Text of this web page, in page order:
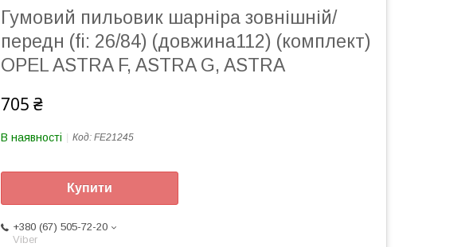
Гумовий пильовик шарніра зовнішній/
передн (fi: 26/84) (довжина112) (комплект)
OPEL ASTRA F, ASTRA G, ASTRA
705 ₴
В наявності Код: FE21245
Купити
+380 (67) 505-72-20
Viber